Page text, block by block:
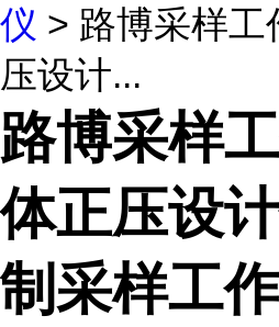
仪 > 路博采样工
压设计...
路博采样
体正压设
制采样工